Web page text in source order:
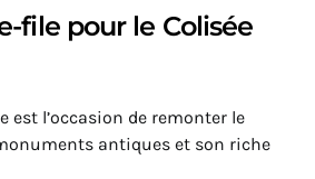
file pour le Colisée
est l’occasion de remonter le
antiques et son riche